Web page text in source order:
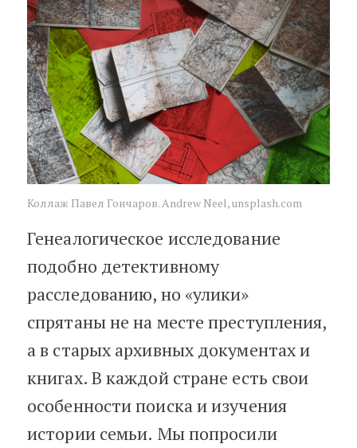
Коллаж Павел Гончаров. Andrew Neel, unsplash.com
Генеалогическое исследование
подобно детективному
расследованию, но «улики»
спрятаны не на месте преступления,
а в старых архивных документах и
книгах. В каждой стране есть свои
особенности поиска и изучения
истории семьи. Мы попросили